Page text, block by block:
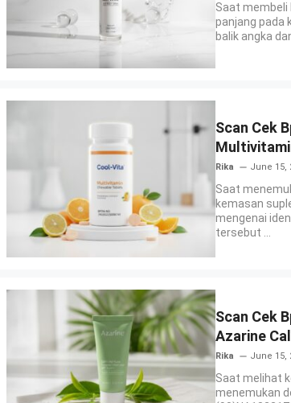
Saat membeli
panjang pada
balik angka
Scan Cek
Rika June 15,
Saat
kemasan
mengenai
tersebut ...
Scan Cek
Azarine
SPF 35
Rika June 15,
Saat melihat
menemukan